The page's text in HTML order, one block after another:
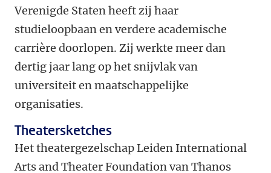
Verenigde Staten heeft zij haar
studieloopbaan en verdere academische
carrière doorlopen. Zij werkte meer dan
dertig jaar lang op het snijvlak van
universiteit en maatschappelijke
organisaties.
Theatersketches
Het theatergezelschap Leiden International
Arts and Theater Foundation van Thanos